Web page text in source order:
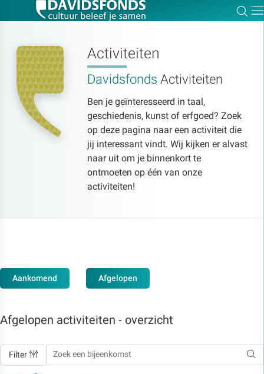
Activiteiten
Davidsfonds Activiteiten
Ben je geïnteresseerd in taal,
geschiedenis, kunst of erfgoed? Zoek
op deze pagina naar een activiteit die
jij interessant vindt. Wij kijken er alvast
naar uit om je binnenkort te
ontmoeten op één van onze
activiteiten!
Aankomend Afgelopen
Afgelopen activiteiten - overzicht
Filter
Zoek:
Zoeken